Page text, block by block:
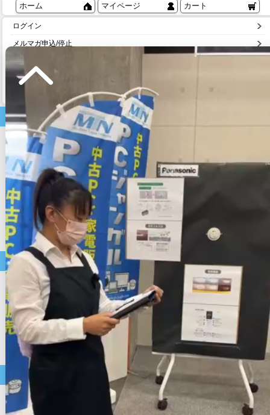
ホーム マイページ カート
ログイン
メルマガ申込/停止
特定商取引法に基づく表示
送料とお支払い方法について
個人情報の取扱いについて
家電商品
テレビ
テレビ・周辺機器
電子レンジ
炊飯器
照明器具
洗濯機
空気清浄機
美容家電
掃除機
ホットプレート
コーヒーメーカー
中古パソコン・モバイル商品
店長おすすめ
セール
中古ノートパソコン
中古デスクトップパソコン
中古スマートフォン
アクセサリー類
中古タブレット
中古モニター・周辺機器
～9,999円
10,000円～19,999円